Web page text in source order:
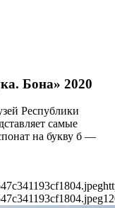
Бона» 2020
Республики
самые
на букву б —